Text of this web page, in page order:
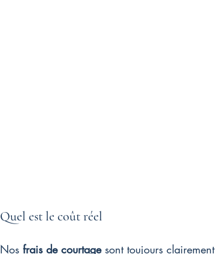
Quel est le coût réel
Nos frais de courtage sont toujours